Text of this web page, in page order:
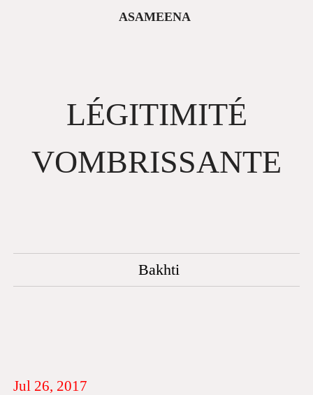
asameena
LÉGITIMITÉ
VOMBRISSANTE
Bakhti
Jul 26, 2017